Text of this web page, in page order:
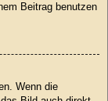
Beitrag benutzen
Wenn die